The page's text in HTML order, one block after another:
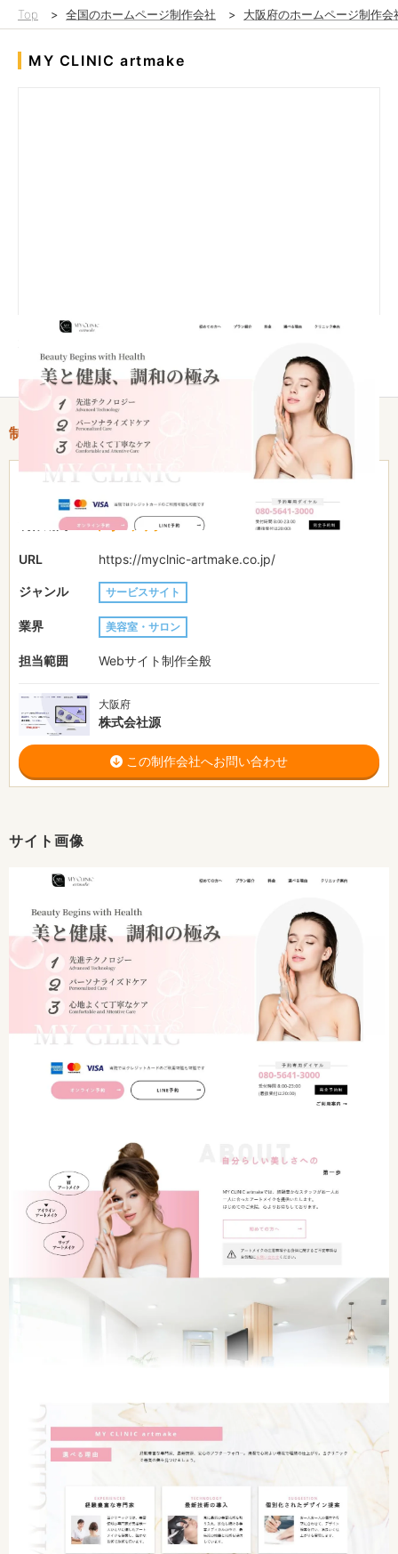
Top > 全国のホームページ制作会社 > 大阪府のホームページ制作会
MY CLINIC artmake
をクリックすることで、簡潔な予約画面を提供されております。
サイト画像
制作情報
費用目安 〜30万円
制作期間 約1ヶ月
URL https://myclnic-artmake.co.jp/
ジャンル サービスサイト
業界 美容室・サロン
担当範囲 Webサイト制作全般
大阪府
株式会社源
この制作会社へお問い合わせ